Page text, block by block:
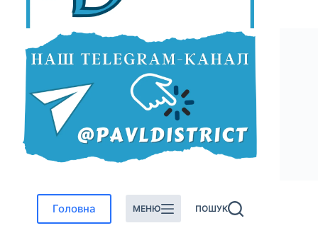
Головна МЕНЮ ПОШУК